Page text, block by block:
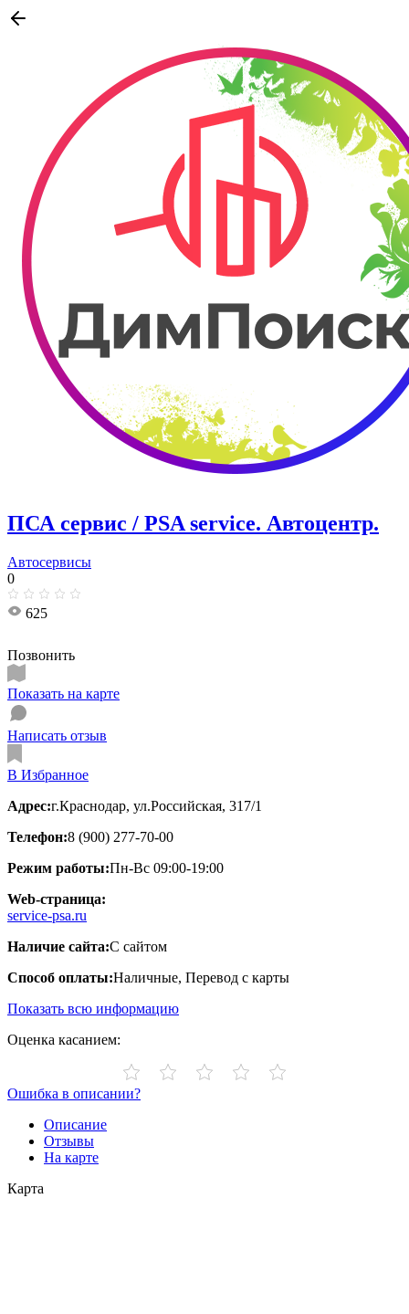
ПСА сервис / PSA service. ​Автоцентр.
Автосервисы
0
625
Позвонить
Показать на карте
Написать отзыв
В Избранное
Адрес:г.Краснодар, ул.Российская, 317/1
Телефон:8 (900) 277-70-00
Режим работы:Пн-Вс 09:00-19:00
Web-страница:
service-psa.ru
Наличие сайта:С сайтом
Способ оплаты:Наличные, Перевод с карты
Показать всю информацию
Оценка касанием:
Ошибка в описании?
Описание
Отзывы
На карте
Карта